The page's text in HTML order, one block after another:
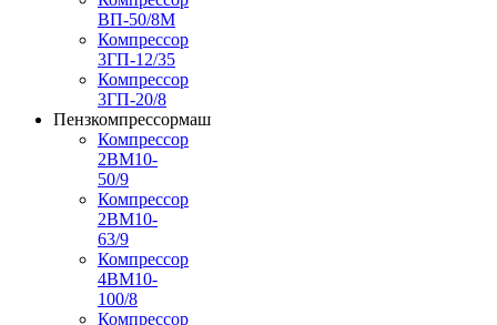
ВП-50/8М
Компрессор
3ГП-12/35
Компрессор
3ГП-20/8
Пензкомпрессормаш
Компрессор
2ВМ10-
50/9
Компрессор
2ВМ10-
63/9
Компрессор
4ВМ10-
100/8
Компрессор